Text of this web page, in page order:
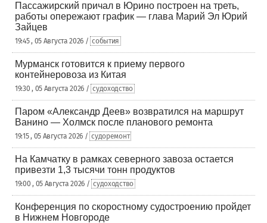
Пассажирский причал в Юрино построен на треть,
работы опережают график — глава Марий Эл Юрий
Зайцев
19:45 , 05 Августа 2026 / события
Мурманск готовится к приему первого
контейнеровоза из Китая
19:30 , 05 Августа 2026 / судоходство
Паром «Александр Деев» возвратился на маршрут
Ванино — Холмск после планового ремонта
19:15 , 05 Августа 2026 / судоремонт
На Камчатку в рамках северного завоза остается
привезти 1,3 тысячи тонн продуктов
19:00 , 05 Августа 2026 / судоходство
Конференция по скоростному судостроению пройдет
в Нижнем Новгороде